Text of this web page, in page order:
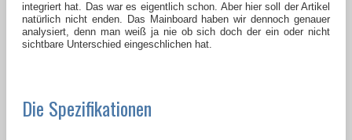
integriert hat. Das war es eigentlich schon. Aber hier soll der Artikel
natürlich nicht enden. Das Mainboard haben wir dennoch genauer
analysiert, denn man weiß ja nie ob sich doch der ein oder nicht
sichtbare Unterschied eingeschlichen hat.
Die Spezifikationen